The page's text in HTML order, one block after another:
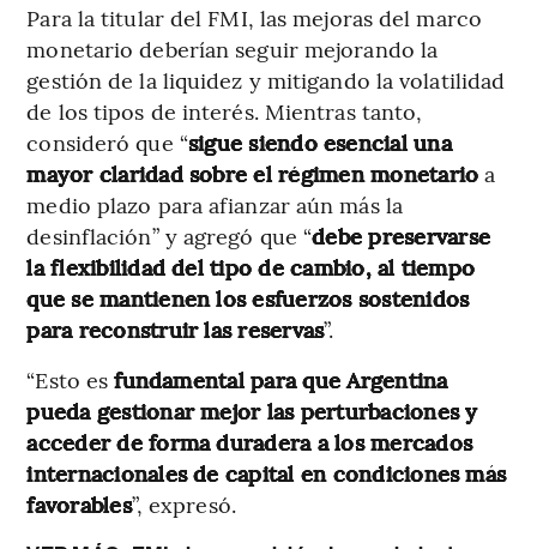
Para la titular del FMI, las mejoras del marco
monetario deberían seguir mejorando la
gestión de la liquidez y mitigando la volatilidad
de los tipos de interés. Mientras tanto,
consideró que “sigue siendo esencial una
mayor claridad sobre el régimen monetario a
medio plazo para afianzar aún más la
desinflación” y agregó que “debe preservarse
la flexibilidad del tipo de cambio, al tiempo
que se mantienen los esfuerzos sostenidos
para reconstruir las reservas”.
“Esto esfundamental para que Argentina
pueda gestionar mejor las perturbaciones y
acceder de forma duradera a los mercados
internacionales de capital en condiciones más
favorables”, expresó.